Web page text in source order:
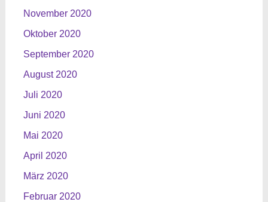
November 2020
Oktober 2020
September 2020
August 2020
Juli 2020
Juni 2020
Mai 2020
April 2020
März 2020
Februar 2020